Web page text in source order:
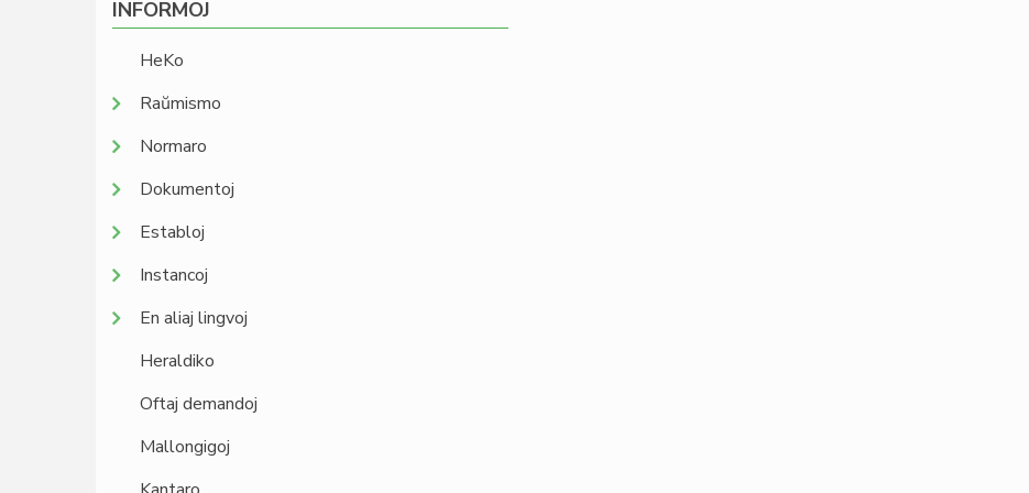
INFORMOJ
HeKo
Raŭmismo
Normaro
Dokumentoj
Establoj
Instancoj
En aliaj lingvoj
Heraldiko
Oftaj demandoj
Mallongigoj